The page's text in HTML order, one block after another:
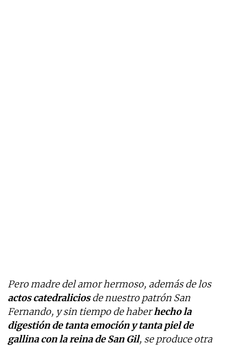
Pero madre del amor hermoso, además de los
actos catedraliciosde nuestro patrón San
Fernando, y sin tiempo de haberhecho la
digestión de tanta emoción y tanta piel de
gallina con la reina de San Gil, se produce otra